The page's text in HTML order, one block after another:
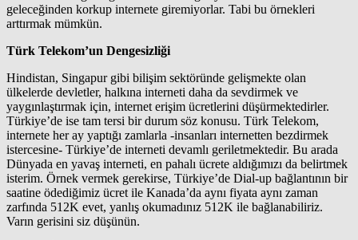
geleceğinden korkup internete giremiyorlar. Tabi bu örnekleri
arttırmak mümkün.
Türk Telekom’un Dengesizliği
Hindistan, Singapur gibi bilişim sektöründe gelişmekte olan
ülkelerde devletler, halkına interneti daha da sevdirmek ve
yaygınlaştırmak için, internet erişim ücretlerini düşürmektedirler.
Türkiye’de ise tam tersi bir durum söz konusu. Türk Telekom,
internete her ay yaptığı zamlarla -insanları internetten bezdirmek
istercesine- Türkiye’de interneti devamlı geriletmektedir. Bu arada
Dünyada en yavaş interneti, en pahalı ücrete aldığımızı da belirtmek
isterim. Örnek vermek gerekirse, Türkiye’de Dial-up bağlantının bir
saatine ödediğimiz ücret ile Kanada’da aynı fiyata aynı zaman
zarfında 512K evet, yanlış okumadınız 512K ile bağlanabiliriz.
Varın gerisini siz düşünün.